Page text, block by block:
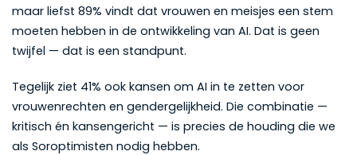
maar liefst 89% vindt dat vrouwen en meisjes een stem
moeten hebben in de ontwikkeling van AI. Dat is geen
twijfel — dat is een standpunt.
Tegelijk ziet 41% ook kansen om AI in te zetten voor
vrouwenrechten en gendergelijkheid. Die combinatie —
kritisch én kansengericht — is precies de houding die we
als Soroptimisten nodig hebben.